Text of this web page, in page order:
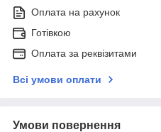
Оплата на рахунок
Готівкою
Оплата за реквізитами
Всі умови оплати
Умови повернення